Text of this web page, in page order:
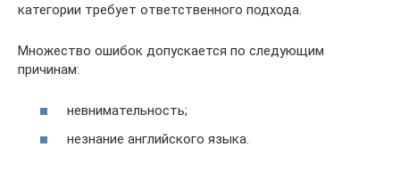
категории требует ответственного подхода.
Множество ошибок допускается по следующим
причинам:
невнимательность;
незнание английского языка.